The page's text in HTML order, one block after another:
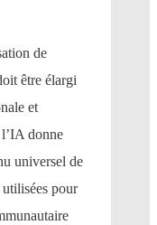
de
être élargi
et
donne
universel de
pour